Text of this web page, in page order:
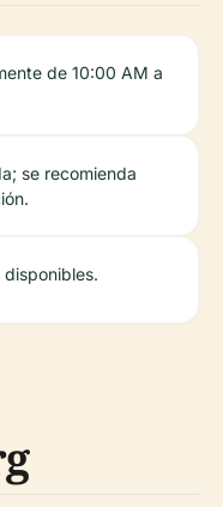
de 10:00 AM a
se recomienda
disponibles.